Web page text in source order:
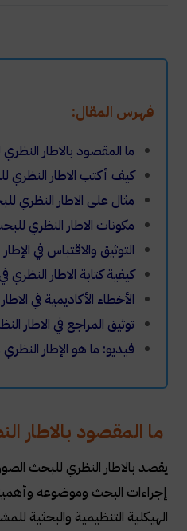
فهرس المقال:
ما المقصود بالاطار
كيف أكتب الاطار النظري
مثال على الاطار النظري
مكونات الاطار النظري
التوثيق والاقتباس في الإطار
كيفية كتابة الاطار النظري
الأخطاء الأكاديمية في
توثيق المراجع في الاطار
فيديو: ما هو الإطار
ما المقصود بالاطار
يقصد بالاطار النظري للبحث
إجراءات البحث وموضوعه
الهيكلية التنظيمية والبحثية